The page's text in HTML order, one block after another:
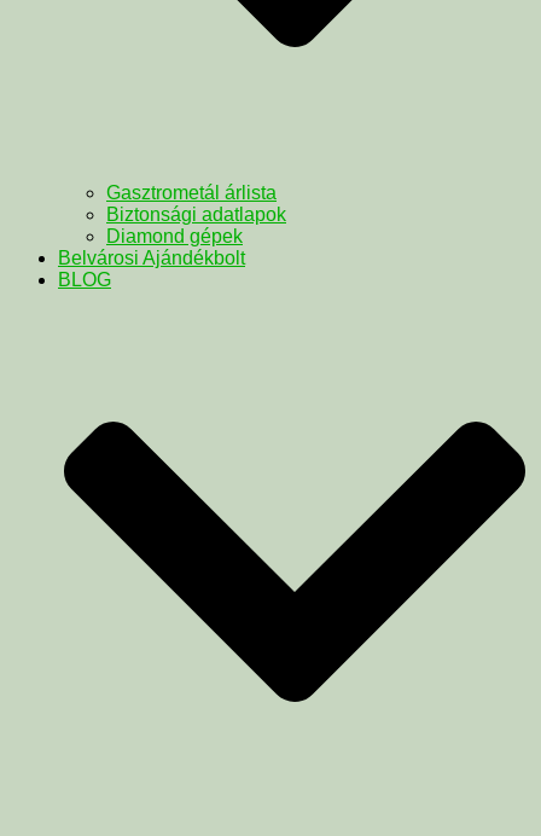
Gasztrometál árlista
Biztonsági adatlapok
Diamond gépek
Belvárosi Ajándékbolt
BLOG